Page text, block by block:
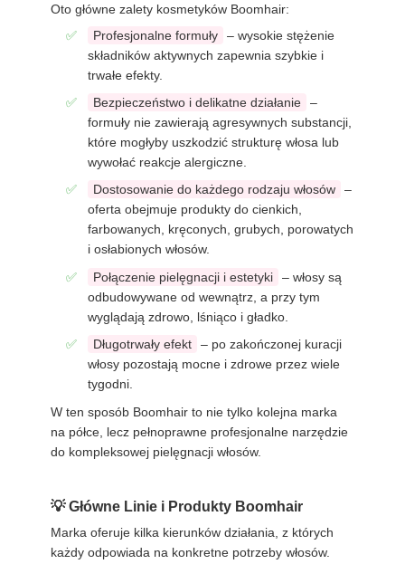
Oto główne zalety kosmetyków Boomhair:
Profesjonalne formuły
– wysokie stężenie
składników aktywnych zapewnia szybkie i
trwałe efekty.
Bezpieczeństwo i delikatne działanie
–
formuły nie zawierają agresywnych substancji,
które mogłyby uszkodzić strukturę włosa lub
wywołać reakcje alergiczne.
Dostosowanie do każdego rodzaju włosów
–
oferta obejmuje produkty do cienkich,
farbowanych, kręconych, grubych, porowatych
i osłabionych włosów.
Połączenie pielęgnacji i estetyki
– włosy są
odbudowywane od wewnątrz, a przy tym
wyglądają zdrowo, lśniąco i gładko.
Długotrwały efekt
– po zakończonej kuracji
włosy pozostają mocne i zdrowe przez wiele
tygodni.
W ten sposób Boomhair to nie tylko kolejna marka
na półce, lecz pełnoprawne profesjonalne narzędzie
do kompleksowej pielęgnacji włosów.
Główne Linie i Produkty Boomhair
Marka oferuje kilka kierunków działania, z których
każdy odpowiada na konkretne potrzeby włosów.